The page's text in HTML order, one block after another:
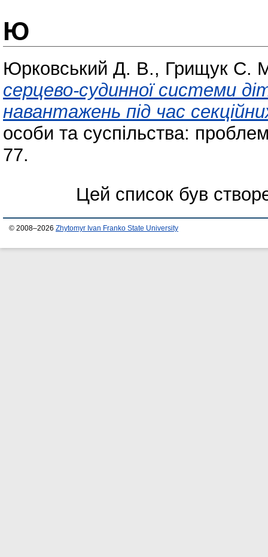
Ю
Юрковський Д. В., Грищук С.
серцево-судинної системи
навантажень під час
особи та суспільства:
77.
Цей список був
© 2008–2026 Zhytomyr Ivan Franko State University